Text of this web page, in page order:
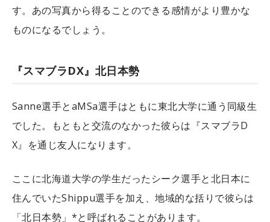
す。あの写真から得ることのできる感情がより豊かな
ものになるでしょう。
『スマブラDX』北日本勢
Sanne選手とaMSa選手はともに東北大学に通う同級生
でした。もともと交流のなかった彼らは『スマブラD
X』を通じ友人になります。
ここに北海道大学の学生だったシーク選手と北日本に
住んでいたShippu選手を加え、地域的な括りで彼らは
「北日本勢」*と呼ばれることがあります。